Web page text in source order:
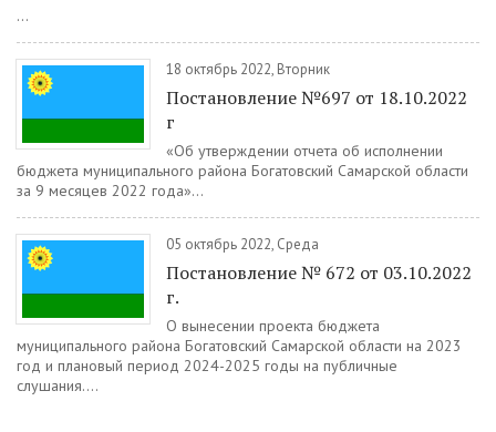
...
18 октябрь 2022, Вторник
Постановление №697 от 18.10.2022
г
«Об утверждении отчета об исполнении
бюджета муниципального района Богатовский Самарской области
за 9 месяцев 2022 года»...
05 октябрь 2022, Среда
Постановление № 672 от 03.10.2022
г.
О вынесении проекта бюджета
муниципального района Богатовский Самарской области на 2023
год и плановый период 2024-2025 годы на публичные
слушания....